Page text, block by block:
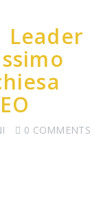
Leader
0 COMMENTS